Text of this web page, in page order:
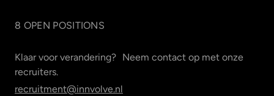
8 OPEN POSITIONS
Klaar voor verandering? Neem contact op met onze
recruiters.
recruitment@innvolve.nl